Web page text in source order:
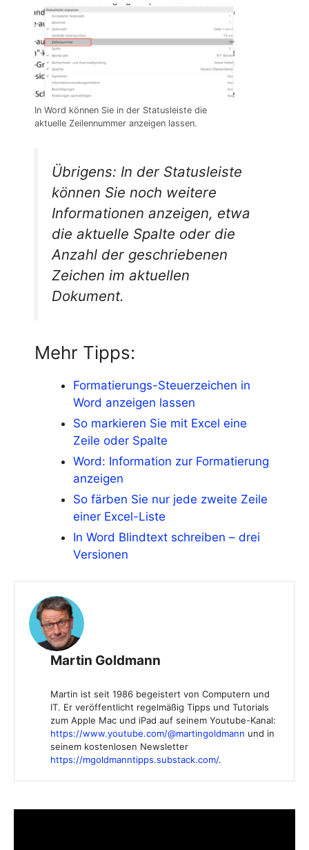
In Word können Sie in der Statusleiste die
aktuelle Zeilennummer anzeigen lassen.
Übrigens: In der Statusleiste
können Sie noch weitere
Informationen anzeigen, etwa
die aktuelle Spalte oder die
Anzahl der geschriebenen
Zeichen im aktuellen
Dokument.
Mehr Tipps:
Formatierungs-Steuerzeichen in
Word anzeigen lassen
So markieren Sie mit Excel eine
Zeile oder Spalte
Word: Information zur Formatierung
anzeigen
So färben Sie nur jede zweite Zeile
einer Excel-Liste
In Word Blindtext schreiben – drei
Versionen
Martin Goldmann
Martin ist seit 1986 begeistert von Computern und
IT. Er veröffentlicht regelmäßig Tipps und Tutorials
zum Apple Mac und iPad auf seinem Youtube-Kanal:
https://www.youtube.com/@martingoldmann und in
seinem kostenlosen Newsletter
https://mgoldmanntipps.substack.com/.